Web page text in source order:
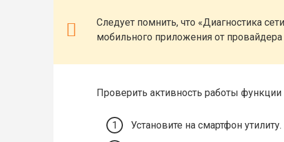
Следует помнить, что «Диагностика
мобильного приложения от
Проверить активность работы
Установите на смартфон утилиту.